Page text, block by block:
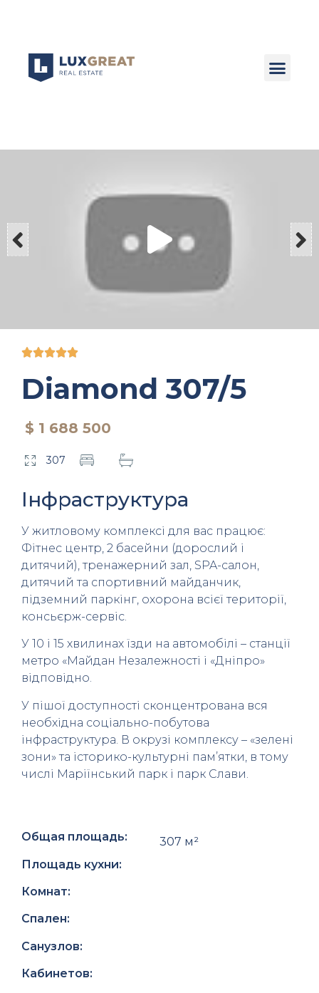

Diamond 307/5
$ 1 688 500
307
Інфраструктура
У житловому комплексі для вас працює:
Фітнес центр, 2 басейни (дорослий і
дитячий), тренажерний зал, SPA-салон,
дитячий та спортивний майданчик,
підземний паркінг, охорона всієї території,
консьєрж-сервіс.
У 10 і 15 хвилинах їзди на автомобілі – станції
метро «Майдан Незалежності і «Дніпро»
відповідно.
У пішої доступності сконцентрована вся
необхідна соціально-побутова
інфраструктура. В окрузі комплексу – «зелені
зони» та історико-культурні пам’ятки, в тому
числі Маріїнський парк і парк Слави.
Общая площадь:
307 м²
Площадь кухни:
Комнат:
Спален:
Санузлов:
Кабинетов: